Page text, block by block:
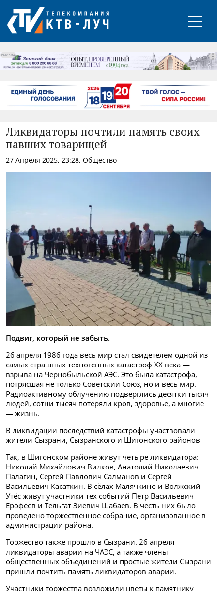
РЕКЛАМА
Ликвидаторы почтили память своих
павших товарищей
27 Апреля 2025, 23:28, Общество
Подвиг, который не забыть.
26 апреля 1986 года весь мир стал свидетелем одной из
самых страшных техногенных катастроф XX века —
взрыва на Чернобыльской АЭС. Это была катастрофа,
потрясшая не только Советский Союз, но и весь мир.
Радиоактивному облучению подверглись десятки тысяч
людей, сотни тысяч потеряли кров, здоровье, а многие
— жизнь.
В ликвидации последствий катастрофы участвовали
жители Сызрани, Сызранского и Шигонского районов.
Так, в Шигонском районе живут четыре ликвидатора:
Николай Михайлович Вилков, Анатолий Николаевич
Палагин, Сергей Павлович Салманов и Сергей
Васильевич Касаткин. В сёлах Малячкино и Волжский
Утёс живут участники тех событий Петр Васильевич
Ерофеев и Тельгат Зиевич Шабаев. В честь них было
проведено торжественное собрание, организованное в
администрации района.
Торжество также прошло в Сызрани. 26 апреля
ликвидаторы аварии на ЧАЭС, а также члены
общественных объединений и простые жители Сызрани
пришли почтить память ликвидаторов аварии.
Участники торжества возложили цветы к памятнику